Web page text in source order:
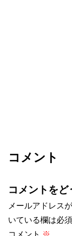
コメント
コメントをど
メールアドレス
いている欄は必
コメント ※